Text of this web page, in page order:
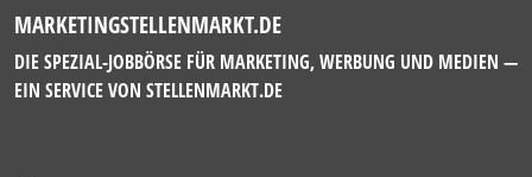
MARKETINGSTELLENMARKT.DE
DIE SPEZIAL-JOBBÖRSE FÜR MARKETING, WERBUNG UND MEDIEN —
EIN SERVICE VON STELLENMARKT.DE